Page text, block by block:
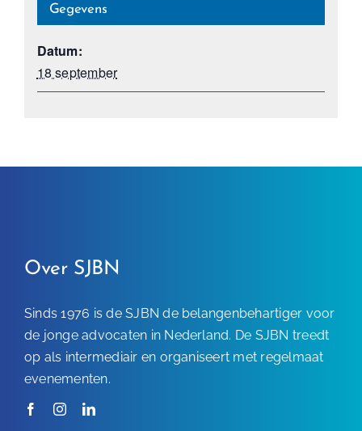
Gegevens
Datum:
18 september
Over SJBN
Sinds 1976 is de SJBN de belangenbehartiger voor
de jonge advocaten in Nederland. De SJBN treedt
op als intermediair en organiseert met regelmaat
evenementen.